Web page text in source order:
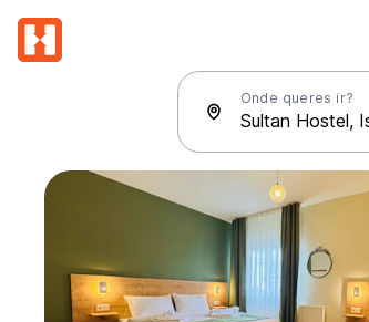
Onde queres ir?